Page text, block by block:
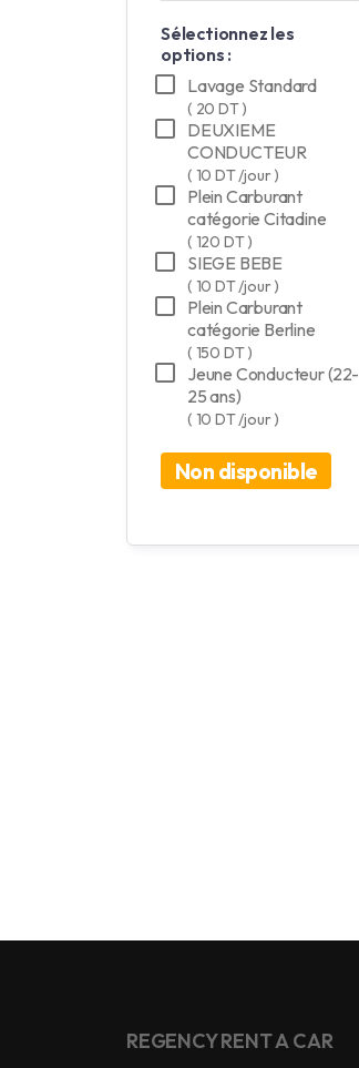
Sélectionnez les
options :
Lavage Standard
( 20 DT )
DEUXIEME
CONDUCTEUR
( 10 DT /jour )
Plein Carburant
catégorie Citadine
( 120 DT )
SIEGE BEBE
( 10 DT /jour )
Plein Carburant
catégorie Berline
( 150 DT )
Jeune Conducteur (22-
25 ans)
( 10 DT /jour )
Non disponible
REGENCY RENT A CAR